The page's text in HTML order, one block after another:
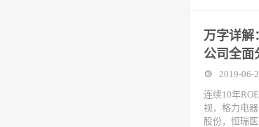
万字详解
公司全面
2019-06-
连续10年
视，格力电
股份，恒瑞